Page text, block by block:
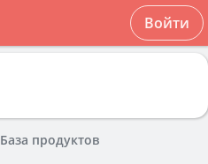
Войти
База продуктов